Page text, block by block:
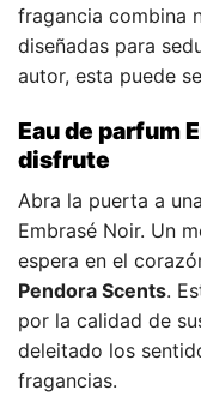
fragancia combina
diseñadas para
autor, esta puede
Eau de parfum
disfrute
Abra la puerta a
Embrasé Noir. Un
espera en el
Pendora Scents.
por la calidad de
deleitado los
fragancias.